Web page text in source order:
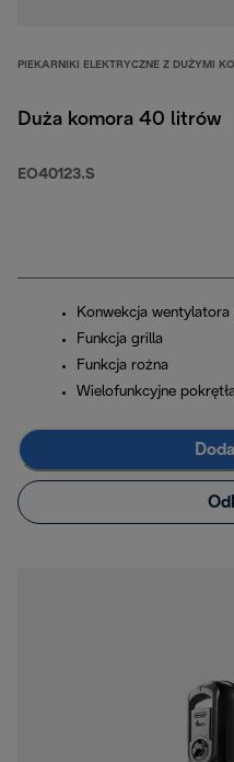
PIEKARNIKI ELEKTRYCZNE Z DUŻYMI
Duża komora 40 litrów
EO40123.S
Konwekcja wentylatora
Funkcja grilla
Funkcja rożna
Wielofunkcyjne pokrętła